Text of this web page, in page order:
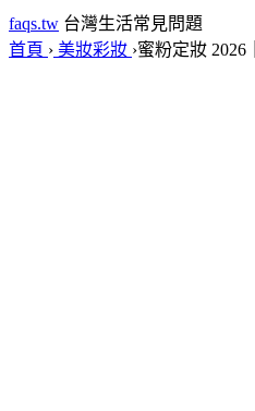
faqs.tw 台灣生活常見問題
首頁 › 美妝彩妝 ›蜜粉定妝 2026